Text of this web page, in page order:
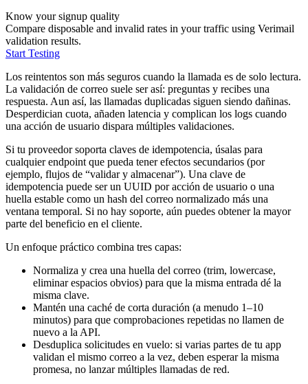
Know your signup quality
Compare disposable and invalid rates in your traffic using Verimail
validation results.
Start Testing
Los reintentos son más seguros cuando la llamada es de solo lectura.
La validación de correo suele ser así: preguntas y recibes una
respuesta. Aun así, las llamadas duplicadas siguen siendo dañinas.
Desperdician cuota, añaden latencia y complican los logs cuando
una acción de usuario dispara múltiples validaciones.
Si tu proveedor soporta claves de idempotencia, úsalas para
cualquier endpoint que pueda tener efectos secundarios (por
ejemplo, flujos de “validar y almacenar”). Una clave de
idempotencia puede ser un UUID por acción de usuario o una
huella estable como un hash del correo normalizado más una
ventana temporal. Si no hay soporte, aún puedes obtener la mayor
parte del beneficio en el cliente.
Un enfoque práctico combina tres capas:
Normaliza y crea una huella del correo (trim, lowercase,
eliminar espacios obvios) para que la misma entrada dé la
misma clave.
Mantén una caché de corta duración (a menudo 1–10
minutos) para que comprobaciones repetidas no llamen de
nuevo a la API.
Desduplica solicitudes en vuelo: si varias partes de tu app
validan el mismo correo a la vez, deben esperar la misma
promesa, no lanzar múltiples llamadas de red.